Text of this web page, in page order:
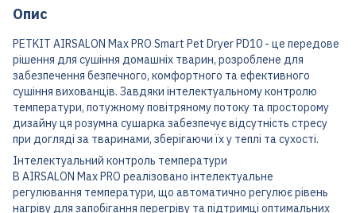
Опис
PETKIT AIRSALON Max PRO Smart Pet Dryer PD10 - це передове
рішення для сушіння домашніх тварин, розроблене для
забезпечення безпечного, комфортного та ефективного
сушіння вихованців. Завдяки інтелектуальному контролю
температури, потужному повітряному потоку та просторому
дизайну ця розумна сушарка забезпечує відсутність стресу
при догляді за тваринами, зберігаючи їх у теплі та сухості.
Інтелектуальний контроль температури
В AIRSALON Max PRO реалізовано інтелектуальне
регулювання температури, що автоматично регулює рівень
нагріву для запобігання перегріву та підтримці оптимальних